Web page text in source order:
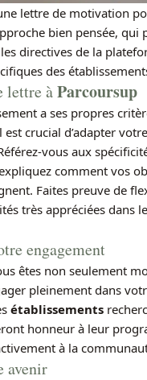
lettre de motivation
bien pensée, qui
directives de la
des
lettre àParcoursup
a ses propres
est crucial d’adapter
vous aux
comment vos
Faites preuve de
très appréciées dans
engagement
êtes non seulement
pleinement dans
établissements
honneur à leur
à la
avenir